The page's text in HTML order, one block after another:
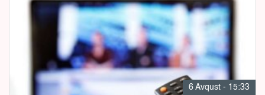
6 Avqust - 15:33